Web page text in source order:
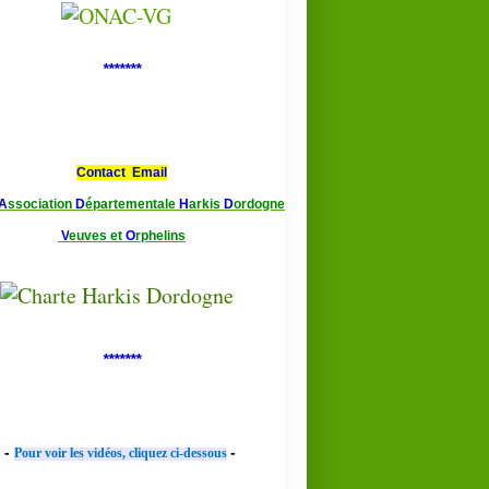
*******
Contact Email
ssociation Départementale Harkis Dordogne
Veuves et Orphelins
*******
- Pour voir les vidéos, cliquez ci-dessous -